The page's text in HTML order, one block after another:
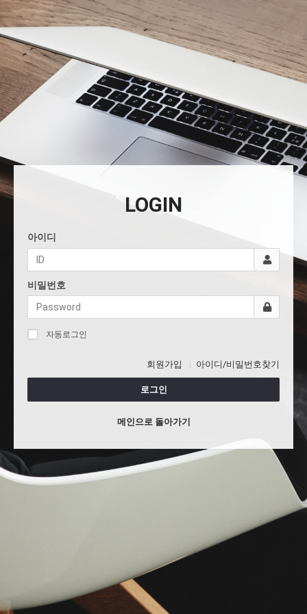
LOGIN
아이디
비밀번호
자동로그인
회원가입 아이디/비밀번호찾기
로그인
메인으로 돌아가기